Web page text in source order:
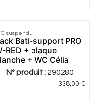
prix
suspendu
Bati-support PRO
RED + plaque
+ WC Célia
N° produit : 290280
338,00 €